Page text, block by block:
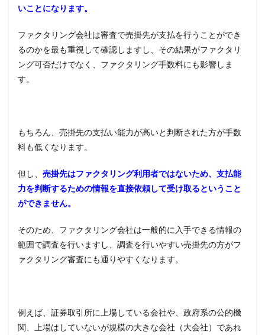
いことになります。
ファクタリング会社は審査で売掛先が支払を行うことができ
るのかを最も重視して確認しますし、その結果がファクタリ
ング可否だけでなく、ファクタリング手数料にも影響しま
す。
もちろん、売掛先の支払い能力が高いと判断された方が手数
料も低くなります。
但し、 売掛先はファクタリング利用者ではないため、支払能
力を判断するための情報を直接依頼して受け取るということ
ができません。
そのため、ファクタリング会社は一般的に入手できる情報の
範囲で調査を行いますし、調査を行いやすい売掛先の方がフ
ァクタリング審査にも通りやすくなります。
例えば、証券取引所に上場している会社や、政府系の公的機
関、上場はしていないが規模の大きな会社（大会社）であれ